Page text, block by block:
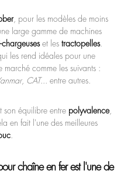
, pour les modèles de moins
large gamme de machines
chargeuseset les tractopelles.
les rend idéales pour une
marché comme les suivants :
, CAT ... entre autres.
son équilibre entre polyvalence,
en fait l'une des meilleures
chaîne en ferest l'une de